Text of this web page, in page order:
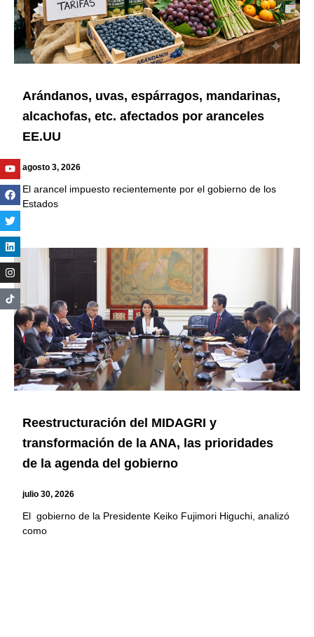
Arándanos, uvas, espárragos, mandarinas,
alcachofas, etc. afectados por aranceles
EE.UU
agosto 3, 2026
El arancel impuesto recientemente por el gobierno de los
Estados
Reestructuración del MIDAGRI y
transformación de la ANA, las prioridades
de la agenda del gobierno
julio 30, 2026
El gobierno de la Presidente Keiko Fujimori Higuchi, analizó
como
Youtube
Facebook
Twitter
Linkedin
Instagram